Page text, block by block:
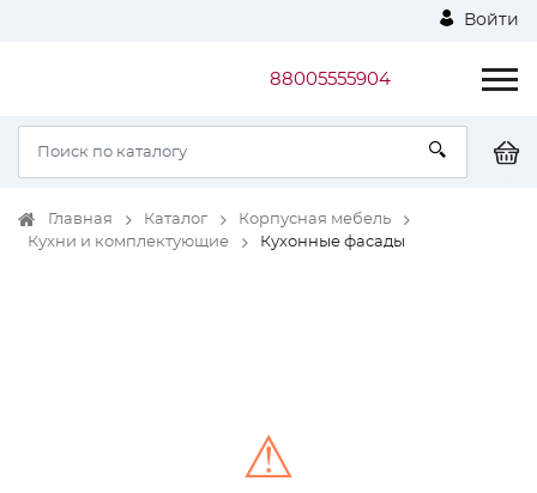
Войти
88005555904
Главная Каталог
Корпусная мебель
Кухни и комплектующие
Кухонные фасады
⚠